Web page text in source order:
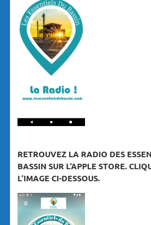
RETROUVEZ LA RADIO DES
BASSIN SUR L’APPLE STORE.
L’IMAGE CI-DESSOUS.